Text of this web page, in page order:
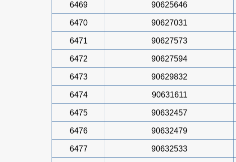
6469 90625646
6470 90627031
6471 90627573
6472 90627594
6473 90629832
6474 90631611
6475 90632457
6476 90632479
6477 90632533